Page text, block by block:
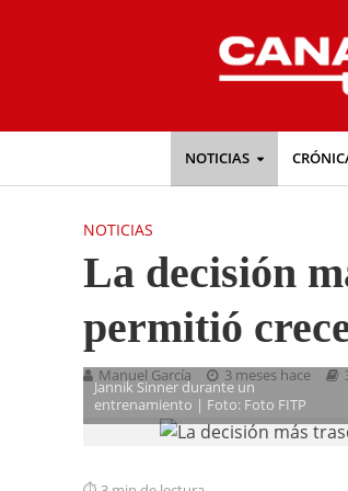
NOTICIAS
NOTICIAS
La decisión
permitió
Manuel García 3 meses hace
Jannik Sinner durante un
entrenamiento | Foto: Foto FITP